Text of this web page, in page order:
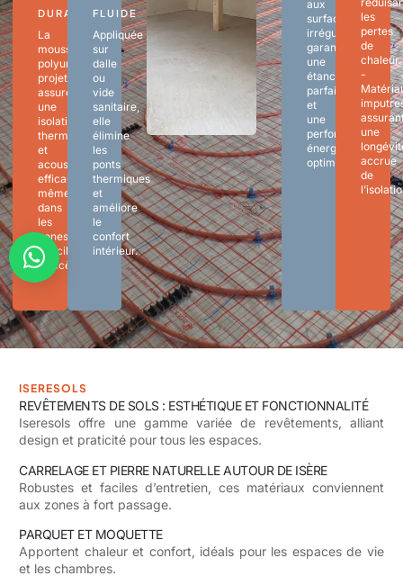
DURABILITÉ
La
mousse
polyuréthane
projetée
assure
une
isolation
thermique
et
acoustique
efficace,
même
dans
les
zones
difficiles
d’accès.
FLUIDE
Appliquée
sur
dalle
ou
vide
sanitaire,
elle
élimine
les
ponts
thermiques
et
améliore
le
confort
intérieur.
aux
surfaces
irrégulières,
garantissant
une
étanchéité
parfaite
et
une
performance
énergétique
optimale.
les
pertes
de
chaleur.
-
une
accrue
de
ISERESOLS
REVÊTEMENTS DE SOLS : ESTHÉTIQUE ET FONCTIONNALITÉ
Iseresols offre une gamme variée de revêtements, alliant
design et praticité pour tous les espaces.
CARRELAGE ET PIERRE NATURELLE AUTOUR DE ISÈRE
Robustes et faciles d’entretien, ces matériaux conviennent
aux zones à fort passage.
PARQUET ET MOQUETTE
Apportent chaleur et confort, idéals pour les espaces de vie
et les chambres.